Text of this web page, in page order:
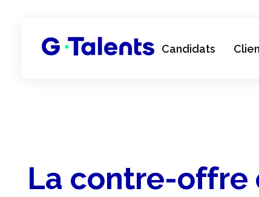
Candidats
La contre-offre